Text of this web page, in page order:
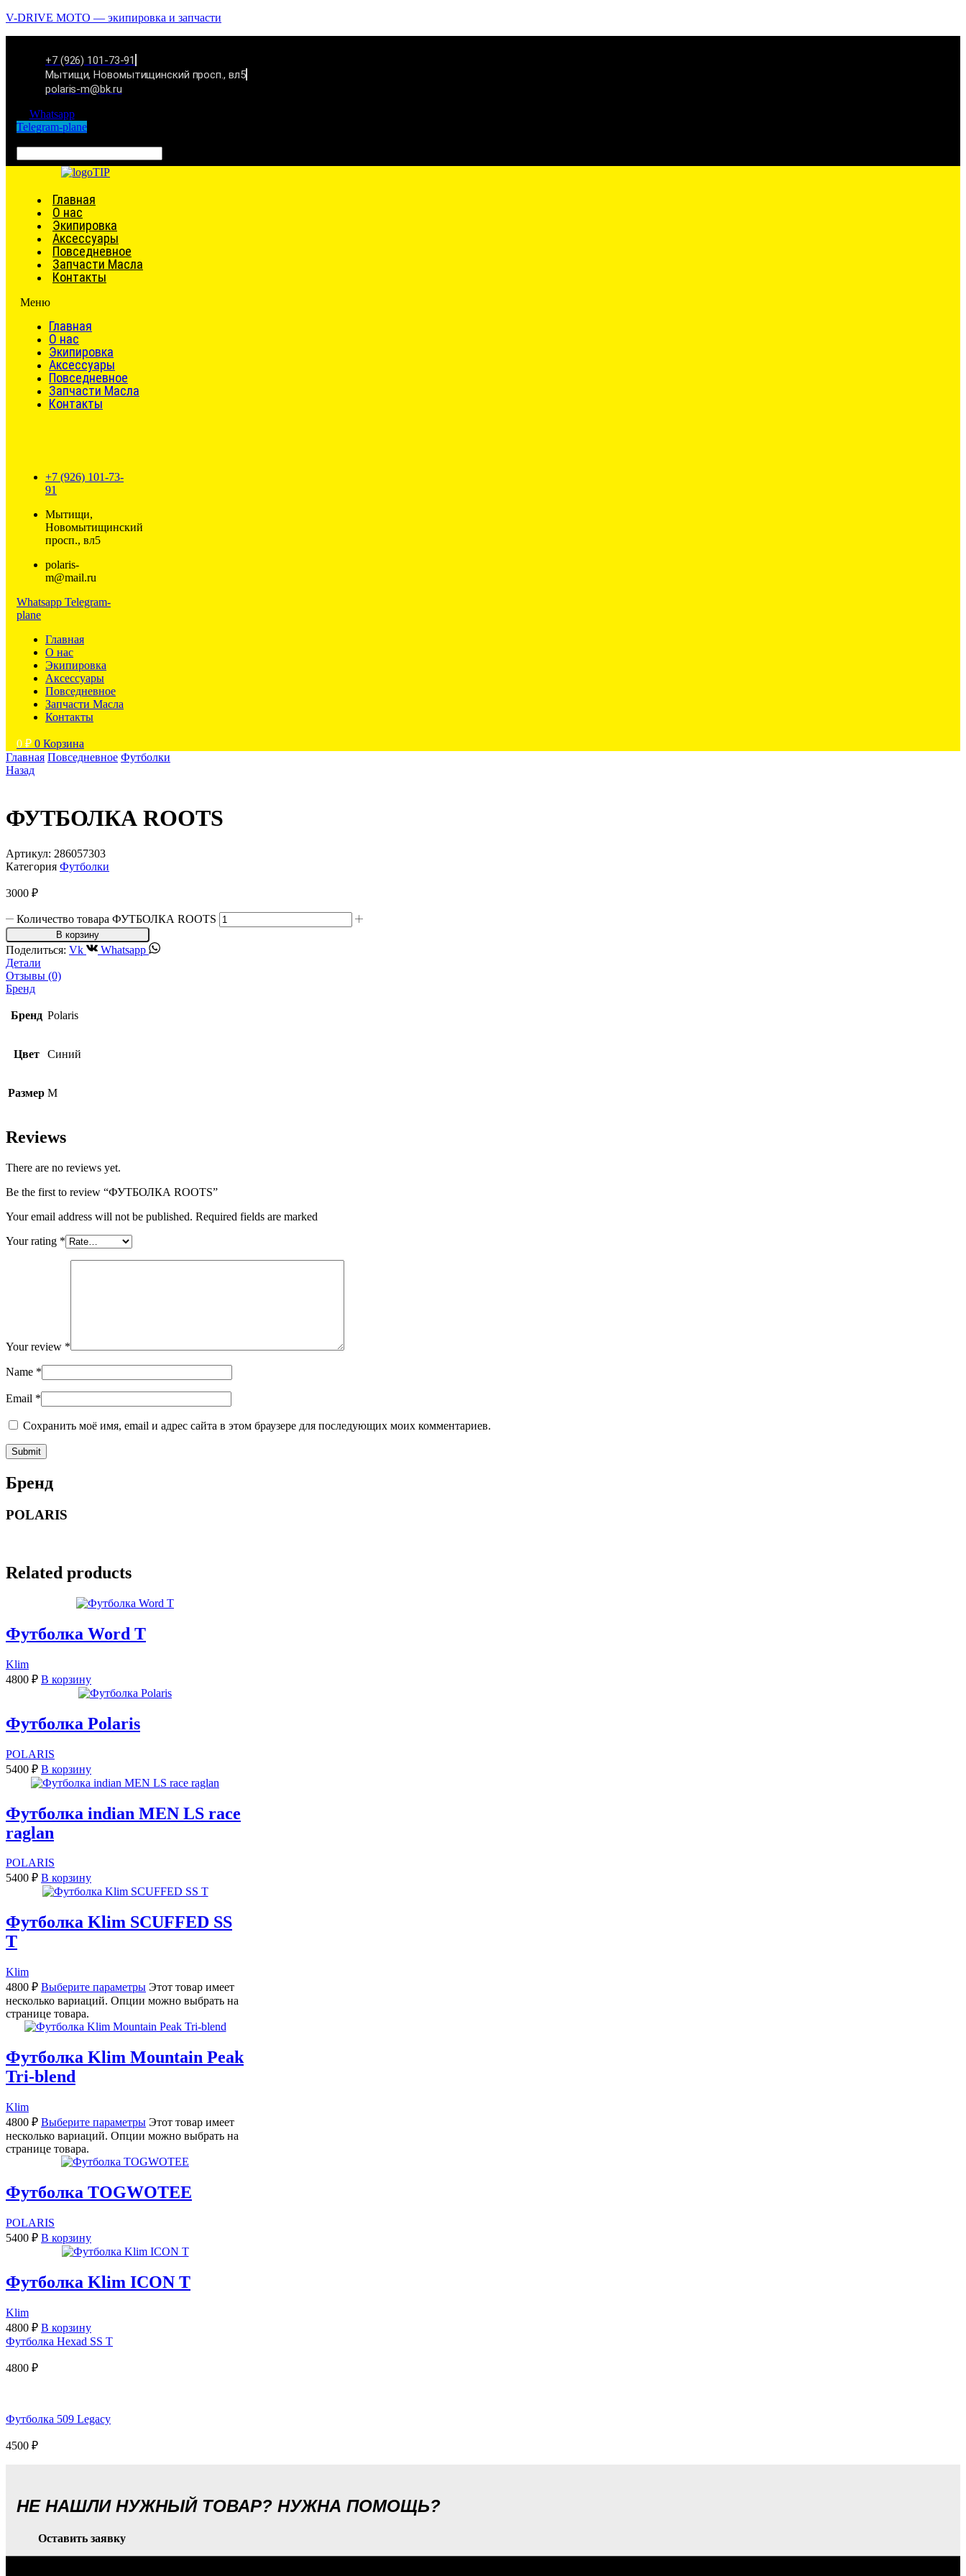
V-DRIVE MOTO — экипировка и запчасти
+7 (926) 101-73-91
Мытищи, Новомытищинский просп., вл5
polaris-m@bk.ru
Whatsapp
Telegram-plane
Главная
О нас
Экипировка
Аксессуары
Повседневное
Запчасти Масла
Контакты
Меню
Главная
О нас
Экипировка
Аксессуары
Повседневное
Запчасти Масла
Контакты
+7 (926) 101-73-
91
Мытищи,
Новомытищинский
просп., вл5
polaris-
m@mail.ru
Whatsapp Telegram-
plane
Главная
О нас
Экипировка
Аксессуары
Повседневное
Запчасти Масла
Контакты
0 ₽ 0 Корзина
Главная Повседневное Футболки
Назад
ФУТБОЛКА ROOTS
Артикул: 286057303
Категория Футболки
3000 ₽
Количество товара ФУТБОЛКА ROOTS
В корзину
Поделиться: Vk
Whatsapp
Детали
Отзывы (0)
Бренд
Бренд Polaris
Цвет Синий
Размер M
Reviews
There are no reviews yet.
Be the first to review “ФУТБОЛКА ROOTS”
Your email address will not be published. Required fields are marked
Your rating *
Your review *
Name *
Email *
Сохранить моё имя, email и адрес сайта в этом браузере для последующих моих комментариев.
Бренд
POLARIS
Related products
Футболка Word T
Klim
4800 ₽ В корзину
Футболка Polaris
POLARIS
5400 ₽ В корзину
Футболка indian MEN LS race
raglan
POLARIS
5400 ₽ В корзину
Футболка Klim SCUFFED SS
T
Klim
4800 ₽ Выберите параметры Этот товар имеет
несколько вариаций. Опции можно выбрать на
странице товара.
Футболка Klim Mountain Peak
Tri-blend
Klim
4800 ₽ Выберите параметры Этот товар имеет
несколько вариаций. Опции можно выбрать на
странице товара.
Футболка TOGWOTEE
POLARIS
5400 ₽ В корзину
Футболка Klim ICON T
Klim
4800 ₽ В корзину
Футболка Hexad SS T
4800 ₽
Футболка 509 Legacy
4500 ₽
НЕ НАШЛИ НУЖНЫЙ ТОВАР? НУЖНА ПОМОЩЬ?
Оставить заявку